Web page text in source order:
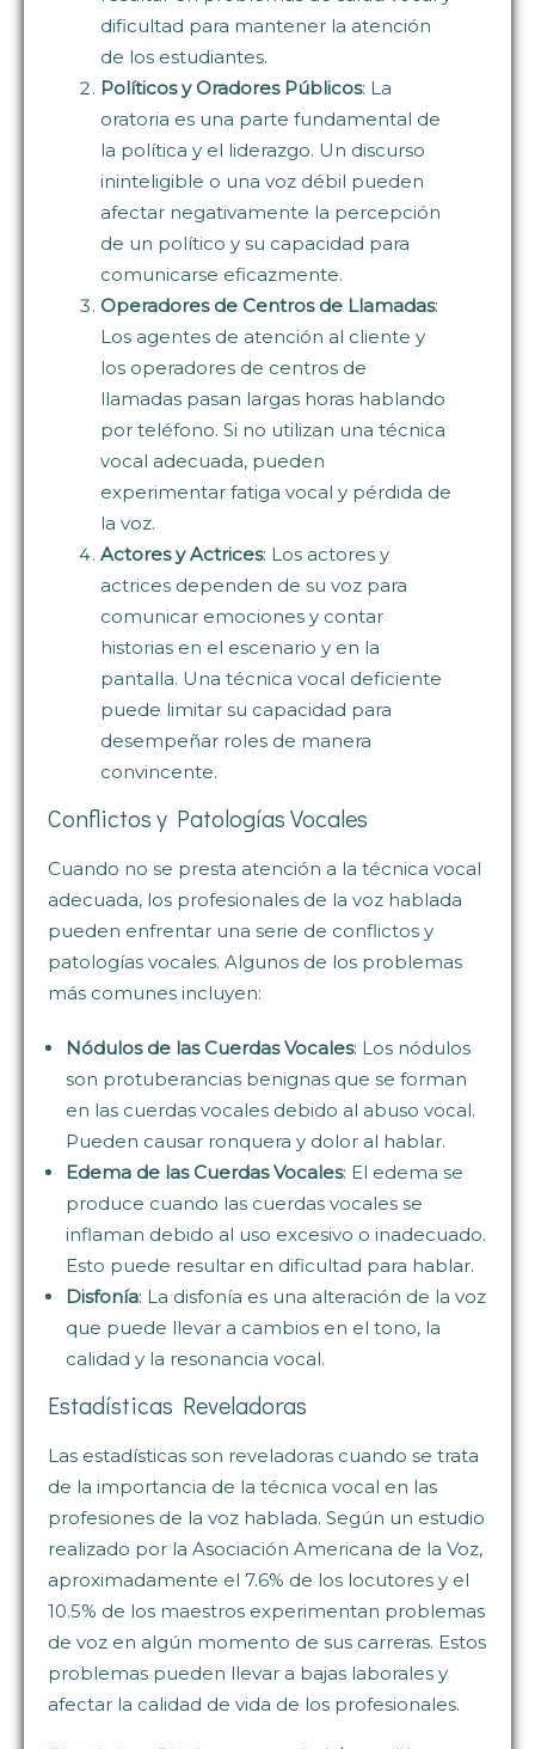
dificultad para mantener la atención
de los estudiantes.
Políticos y Oradores Públicos: La
oratoria es una parte fundamental de
la política y el liderazgo. Un discurso
ininteligible o una voz débil pueden
afectar negativamente la percepción
de un político y su capacidad para
comunicarse eficazmente.
Operadores de Centros de Llamadas:
Los agentes de atención al cliente y
los operadores de centros de
llamadas pasan largas horas hablando
por teléfono. Si no utilizan una técnica
vocal adecuada, pueden
experimentar fatiga vocal y pérdida de
la voz.
Actores y Actrices: Los actores y
actrices dependen de su voz para
comunicar emociones y contar
historias en el escenario y en la
pantalla. Una técnica vocal deficiente
puede limitar su capacidad para
desempeñar roles de manera
convincente.
Conflictos y Patologías Vocales
Cuando no se presta atención a la técnica vocal
adecuada, los profesionales de la voz hablada
pueden enfrentar una serie de conflictos y
patologías vocales. Algunos de los problemas
más comunes incluyen:
Nódulos de las Cuerdas Vocales: Los nódulos
son protuberancias benignas que se forman
en las cuerdas vocales debido al abuso vocal.
Pueden causar ronquera y dolor al hablar.
Edema de las Cuerdas Vocales: El edema se
produce cuando las cuerdas vocales se
inflaman debido al uso excesivo o inadecuado.
Esto puede resultar en dificultad para hablar.
Disfonía: La disfonía es una alteración de la voz
que puede llevar a cambios en el tono, la
calidad y la resonancia vocal.
Estadísticas Reveladoras
Las estadísticas son reveladoras cuando se trata
de la importancia de la técnica vocal en las
profesiones de la voz hablada. Según un estudio
realizado por la Asociación Americana de la Voz,
aproximadamente el 7.6% de los locutores y el
10.5% de los maestros experimentan problemas
de voz en algún momento de sus carreras. Estos
problemas pueden llevar a bajas laborales y
afectar la calidad de vida de los profesionales.